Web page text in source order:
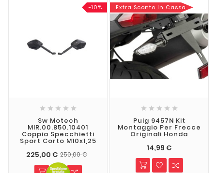
-10%
    
Sw Motech
MIR.00.850.10401
Coppia Specchietti
Sport Corto M10x1,25
225,00 € 250,00 €
Extra Sconto In Cassa
    
Puig 9457N Kit
Montaggio Per Frecce
Originali Honda
14,99 €